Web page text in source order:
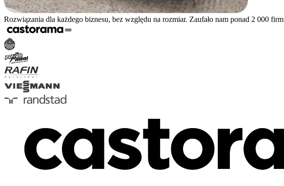
Rozwiązania dla każdego biznesu, bez względu na rozmiar. Zaufało nam ponad 2 000 firm